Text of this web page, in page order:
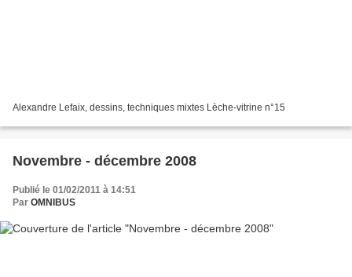
Alexandre Lefaix, dessins, techniques mixtes Lèche-vitrine n°15
Novembre - décembre 2008
Publié le 01/02/2011 à 14:51
Par OMNIBUS